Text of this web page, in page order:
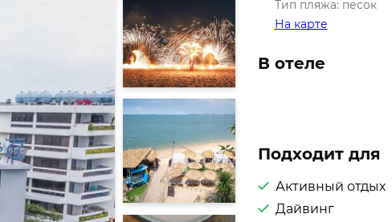
Тип пляжа: песок
На карте
В отеле
Подходит для
Активный отдых
Дайвинг